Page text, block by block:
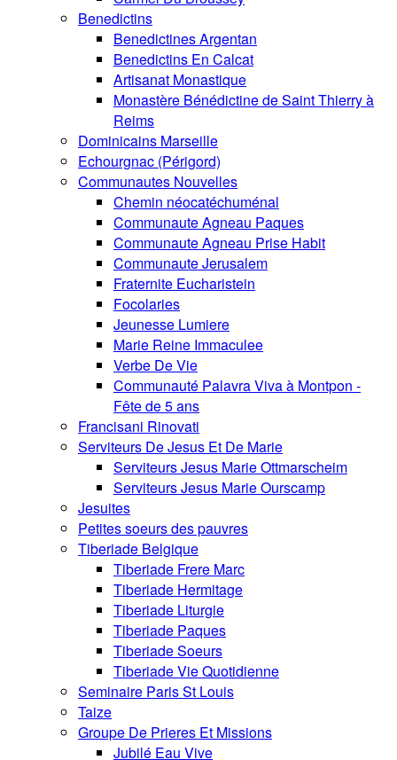
Benedictins
Benedictines Argentan
Benedictins En Calcat
Artisanat Monastique
Monastère Bénédictine de Saint Thierry à
Reims
Dominicains Marseille
Echourgnac (Périgord)
Communautes Nouvelles
Chemin néocatéchuménal
Communaute Agneau Paques
Communaute Agneau Prise Habit
Communaute Jerusalem
Fraternite Eucharistein
Focolaries
Jeunesse Lumiere
Marie Reine Immaculee
Verbe De Vie
Communauté Palavra Viva à Montpon -
Fête de 5 ans
Francisani Rinovati
Serviteurs De Jesus Et De Marie
Serviteurs Jesus Marie Ottmarscheim
Serviteurs Jesus Marie Ourscamp
Jesuites
Petites soeurs des pauvres
Tiberiade Belgique
Tiberiade Frere Marc
Tiberiade Hermitage
Tiberiade Liturgie
Tiberiade Paques
Tiberiade Soeurs
Tiberiade Vie Quotidienne
Seminaire Paris St Louis
Taize
Groupe De Prieres Et Missions
Jubilé Eau Vive